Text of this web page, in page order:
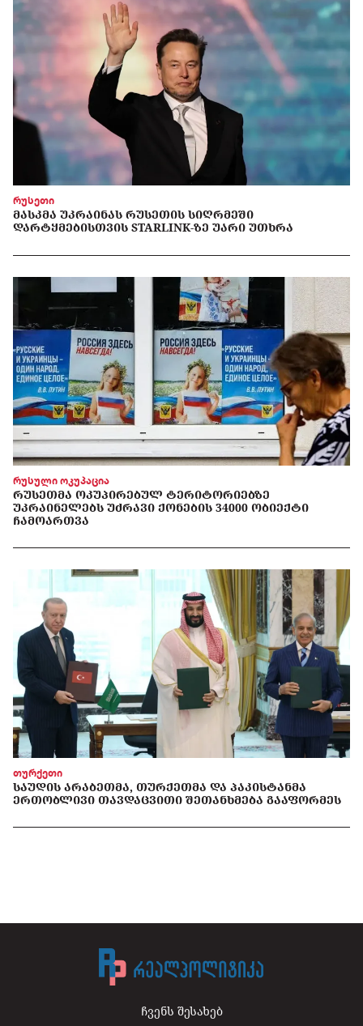
რუსეთი
ᲛᲐᲡᲙᲛᲐ ᲣᲙᲠᲐᲘᲜᲐᲡ ᲠᲣᲡᲔᲗᲘᲡ ᲡᲘᲦᲠᲛᲔᲨᲘ
ᲓᲐᲠᲢᲧᲛᲔᲑᲘᲡᲗᲕᲘᲡ STARLINK-ᲖᲔ ᲣᲐᲠᲘ ᲣᲗᲮᲠᲐ
რუსული ოკუპაცია
ᲠᲣᲡᲔᲗᲛᲐ ᲝᲙᲣᲞᲘᲠᲔᲑᲣᲚ ᲢᲔᲠᲘᲢᲝᲠᲘᲔᲑᲖᲔ
ᲣᲙᲠᲐᲘᲜᲔᲚᲔᲑᲡ ᲣᲫᲠᲐᲕᲘ ᲥᲝᲜᲔᲑᲘᲡ 34000 ᲝᲑᲘᲔᲥᲢᲘ
ᲩᲐᲛᲝᲐᲠᲗᲕᲐ
თურქეთი
ᲡᲐᲣᲓᲘᲡ ᲐᲠᲐᲑᲔᲗᲛᲐ, ᲗᲣᲠᲥᲔᲗᲛᲐ ᲓᲐ ᲞᲐᲙᲘᲡᲢᲐᲜᲛᲐ
ᲔᲠᲗᲝᲑᲚᲘᲕᲘ ᲗᲐᲕᲓᲐᲪᲕᲘᲗᲘ ᲨᲔᲗᲐᲜᲮᲛᲔᲑᲐ ᲒᲐᲐᲤᲝᲠᲛᲔᲡ
ჩვენს შესახებ